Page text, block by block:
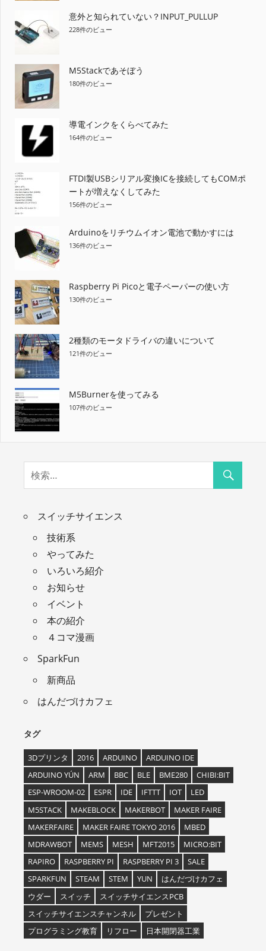
意外と知られていない？INPUT_PULLUP
228件のビュー
M5Stackであそぼう
180件のビュー
導電インクをくらべてみた
164件のビュー
FTDI製USBシリアル変換ICを接続してもCOMポ
ートが増えなくしてみた
156件のビュー
Arduinoをリチウムイオン電池で動かすには
136件のビュー
Raspberry Pi Picoと電子ペーパーの使い方
130件のビュー
2種類のモータドライバの違いについて
121件のビュー
M5Burnerを使ってみる
107件のビュー
スイッチサイエンス
技術系
やってみた
いろいろ紹介
お知らせ
イベント
本の紹介
４コマ漫画
SparkFun
新商品
はんだづけカフェ
タグ
3Dプリンタ 2016 ARDUINO
ARDUINO IDE
ARDUINO YÚN
ARM BBC BLE BME280
CHIBI:BIT
ESP-WROOM-02
ESPR IDE IFTTT IOT
LED
M5STACK
MAKEBLOCK MAKERBOT
MAKER FAIRE
MAKERFAIRE
MAKER FAIRE TOKYO 2016
MBED
MDRAWBOT
MEMS MESH MFT2015
MICRO:BIT
RAPIRO
RASPBERRY PI RASPBERRY PI 3
SALE
SPARKFUN
STEAM STEM YUN
はんだづけカフェ
ウダー
スイッチ
スイッチサイエンスPCB
スイッチサイエンスチャンネル
プレゼント
プログラミング教育
リフロー 日本開閉器工業